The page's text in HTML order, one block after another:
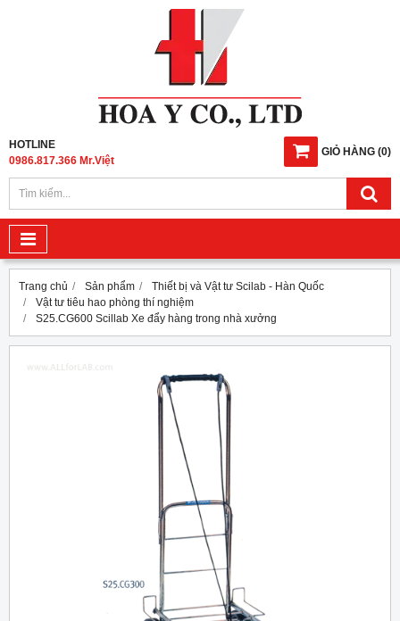
GIỎ HÀNG (0)
HOTLINE
0986.817.366 Mr.Việt
Trang chủ Sản phẩm
Thiết bị và Vật tư Scilab - Hàn Quốc
Vật tư tiêu hao phòng thí nghiệm
S25.CG600 Scillab Xe đẩy hàng trong nhà xưởng